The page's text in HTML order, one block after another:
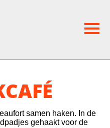
samen haken. In de
gehaakt voor de